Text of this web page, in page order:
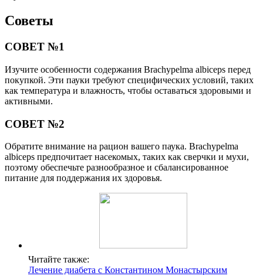
Советы
СОВЕТ №1
Изучите особенности содержания Brachypelma albiceps перед
покупкой. Эти пауки требуют специфических условий, таких
как температура и влажность, чтобы оставаться здоровыми и
активными.
СОВЕТ №2
Обратите внимание на рацион вашего паука. Brachypelma
albiceps предпочитает насекомых, таких как сверчки и мухи,
поэтому обеспечьте разнообразное и сбалансированное
питание для поддержания их здоровья.
Читайте также:
Лечение диабета с Константином Монастырским